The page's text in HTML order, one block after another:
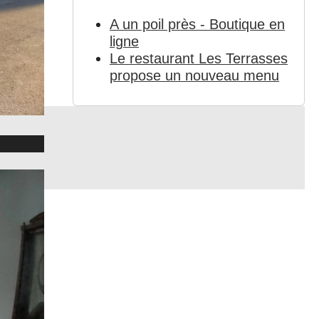
A un poil près - Boutique en
ligne
Le restaurant Les Terrasses
propose un nouveau menu